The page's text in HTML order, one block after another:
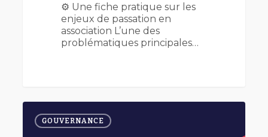
⚙️ Une fiche pratique sur les
enjeux de passation en
association L’une des
problématiques principales…
Trouver
de
nouveaux
GOUVERNANCE